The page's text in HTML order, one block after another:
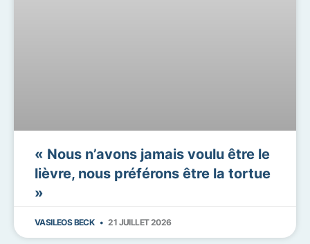
« Nous n’avons jamais voulu être le
lièvre, nous préférons être la tortue
»
VASILEOS BECK 21 JUILLET 2026